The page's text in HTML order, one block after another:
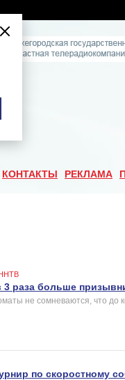
КОНТАКТЫ РЕКЛАМА
раза больше
не сомневаются, что до
по скоростному